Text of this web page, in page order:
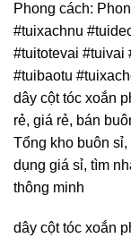
Phong cách:
#tuixachnu
#tuitotevai #tuivai
#tuibaotu
dây cột tóc xoắn
rẻ, giá rẻ, bán
Tổng kho buôn
dụng giá sỉ, tìm
thông minh
dây cột tóc xoắn